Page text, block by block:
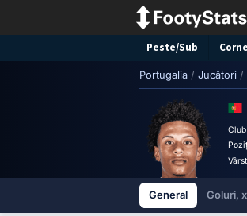
Peste/Sub
Portugalia / Jucători /
Club
General Goluri,